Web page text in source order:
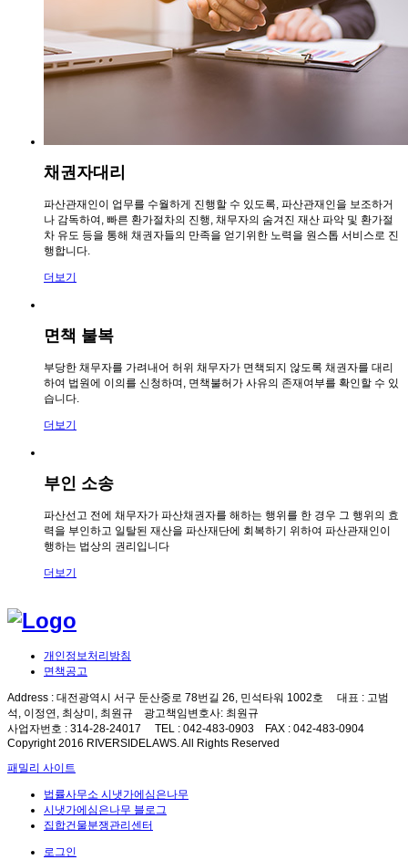
채권자대리
파산관재인이 업무를 수월하게 진행할 수 있도록, 파산관재인을 보조하거
나 감독하여, 빠른 환가절차의 진행, 채무자의 숨겨진 재산 파악 및 환가절
차 유도 등을 통해 채권자들의 만족을 얻기위한 노력을 원스톱 서비스로 진
행합니다.
더보기
면책 불복
부당한 채무자를 가려내어 허위 채무자가 면책되지 않도록 채권자를 대리
하여 법원에 이의를 신청하며, 면책불허가 사유의 존재여부를 확인할 수 있
습니다.
더보기
부인 소송
파산선고 전에 채무자가 파산채권자를 해하는 행위를 한 경우 그 행위의 효
력을 부인하고 일탈된 재산을 파산재단에 회복하기 위하여 파산관재인이
행하는 법상의 권리입니다
더보기
개인정보처리방침
면책공고
Address : 대전광역시 서구 둔산중로 78번길 26, 민석타워 1002호 대표 : 고범
석, 이정연, 최상미, 최원규 광고책임변호사: 최원규
사업자번호 : 314-28-24017 TEL : 042-483-0903 FAX : 042-483-0904
Copyright 2016 RIVERSIDELAWS.All Rights Reserved
패밀리 사이트
법률사무소 시냇가에심은나무
시냇가에심은나무 블로그
집합건물분쟁관리센터
로그인